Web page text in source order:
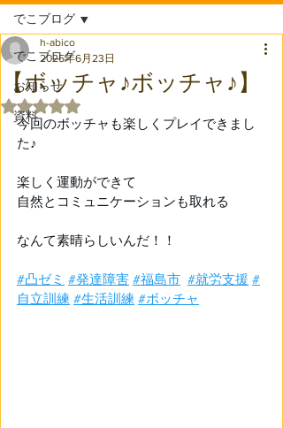
でこブログ
お知らせ
資料
でこブログ
【ボッチャ♪ボッチャ♪】
h-abico
2025年6月23日
5つ星のうちNaNと評価されています。
今回のボッチャも楽しくプレイできまし
た♪
楽しく運動ができて
自然とコミュニケーションも取れる
なんて素晴らしいんだ！！
#凸ゼミ #発達障害 #福島市 #就労支援 #
自立訓練 #生活訓練 #ボッチャ